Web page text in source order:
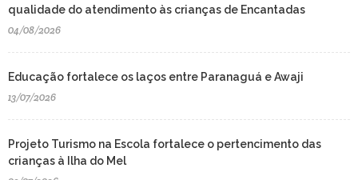
qualidade do atendimento às crianças de Encantadas
04/08/2026
Educação fortalece os laços entre Paranaguá e Awaji
13/07/2026
Projeto Turismo na Escola fortalece o pertencimento das
crianças à Ilha do Mel